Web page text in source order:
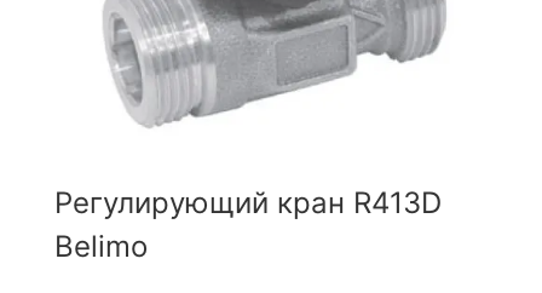
Регулирующий кран R413D
Belimo